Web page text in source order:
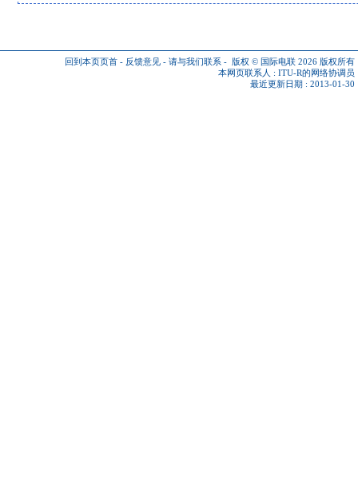
回到本页页首 - 反馈意见 - 请与我们联系 - 版权 © 国际电联 2026 版权所有
本网页联系人 : ITU-R的网络协调员
最近更新日期 : 2013-01-30